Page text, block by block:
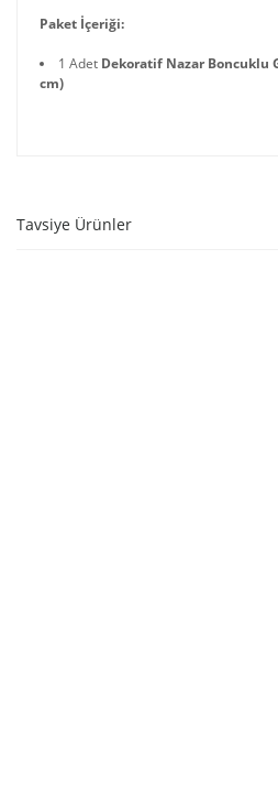
Paket İçeriği:
1 Adet Dekoratif Nazar Boncuklu
cm)
Tavsiye Ürünler